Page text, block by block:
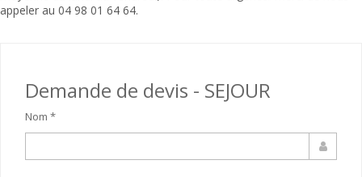
appeler au 04 98 01 64 64.
Demande de devis - SEJOUR
Nom *